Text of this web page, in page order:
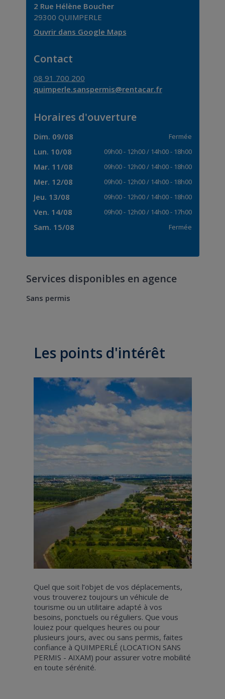
2 Rue Hélène Boucher
29300 QUIMPERLE
Ouvrir dans Google Maps
Contact
08 91 700 200
quimperle.sanspermis@rentacar.fr
Horaires d'ouverture
Dim. 09/08 Fermée
Lun. 10/08 09h00- 12h00/ 14h00- 18h00
Mar. 11/08 09h00- 12h00/ 14h00- 18h00
Mer. 12/08 09h00- 12h00/ 14h00- 18h00
Jeu. 13/08 09h00- 12h00/ 14h00- 18h00
Ven. 14/08 09h00- 12h00/ 14h00- 17h00
Sam. 15/08 Fermée
Services disponibles en agence
Sans permis
Les points d'intérêt
Quel que soit l’objet de vos déplacements,
vous trouverez toujours un véhicule de
tourisme ou un utilitaire adapté à vos
besoins, ponctuels ou réguliers. Que vous
louiez pour quelques heures ou pour
plusieurs jours, avec ou sans permis, faites
confiance à QUIMPERLÉ (LOCATION SANS
PERMIS - AIXAM) pour assurer votre mobilité
en toute sérénité.